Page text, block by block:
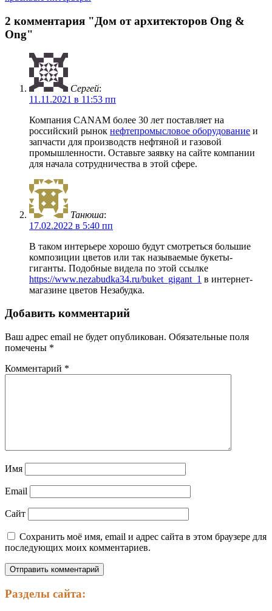
2 комментария "Дом от архитекторов Ong &
Ong"
Сергей:
11.11.2021 в 11:53 пп
Компания CANAM более 30 лет поставляет на
российский рынок нефтепромысловое оборудование и
запчасти для производств нефтяной и газовой
промышленности. Оставьте заявку на сайте компании
для начала сотрудничества в этой сфере.
Танюша:
17.02.2022 в 5:40 пп
В таком интерьере хорошо будут смотреться большие
композиции цветов или так называемые букеты-
гиганты. Подобные видела по этой ссылке
https://www.nezabudka34.ru/buket_gigant_1 в интернет-
магазине цветов Незабудка.
Добавить комментарий
Ваш адрес email не будет опубликован. Обязательные поля
помечены *
Комментарий *
Имя
Email
Сайт
Сохранить моё имя, email и адрес сайта в этом браузере для
последующих моих комментариев.
Разделы сайта: